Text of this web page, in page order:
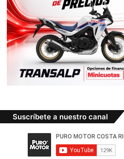
Suscríbete a nuestro canal